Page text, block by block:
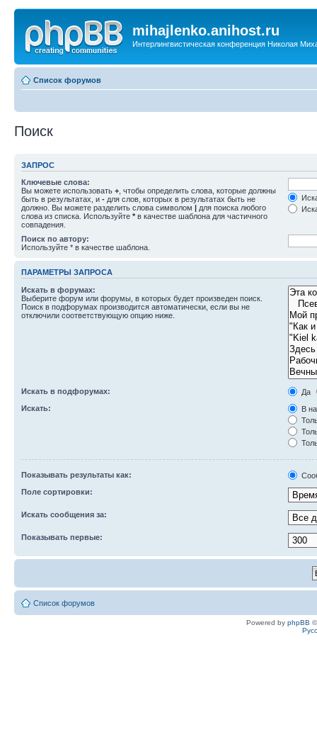
mihajlenko.anihost.ru
Интерлингвистическая конференция Николая
Список форумов
Поиск
ЗАПРОС
Ключевые слова:
Вы можете использовать + , чтобы определить слова, которые должны
быть в результатах, и - для слов, которых в результатах быть не
должно. Вы можете разделить слова символом | для поиска любого
слова из списка. Используйте * в качестве шаблона для частичного
совпадения.
Поиск по автору:
Используйте * в качестве шаблона.
ПАРАМЕТРЫ ЗАПРОСА
Искать в форумах:
Выберите форум или форумы, в которых будет произведен поиск.
Поиск в подфорумах производится автоматически, если вы не
отключили соответствующую опцию ниже.
Искать в подфорумах:
Да
Искать:
В
Показывать результаты как:
Поле сортировки:
Искать сообщения за:
Показывать первые:
Список форумов
Powered by phpBB